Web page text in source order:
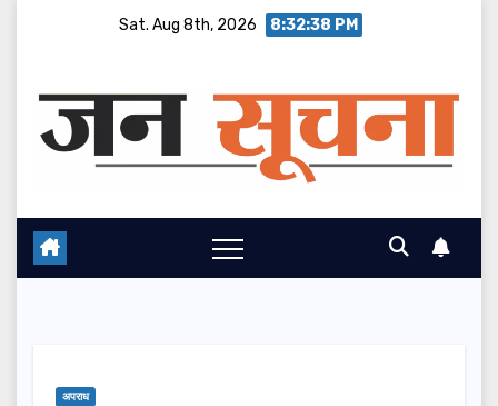
Sat. Aug 8th, 2026 8:32:39 PM
अपराध